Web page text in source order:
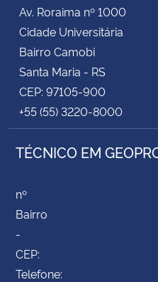
Av. Roraima nº 1000
Cidade Universitária
Bairro Camobi
Santa Maria - RS
CEP: 97105-900
+55 (55) 3220-8000
TÉCNICO EM
nº
Bairro
-
CEP:
Telefone: